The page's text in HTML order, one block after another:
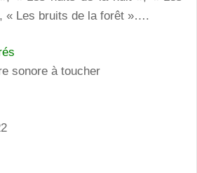
« Les bruits de la forêt »….
sonore à toucher